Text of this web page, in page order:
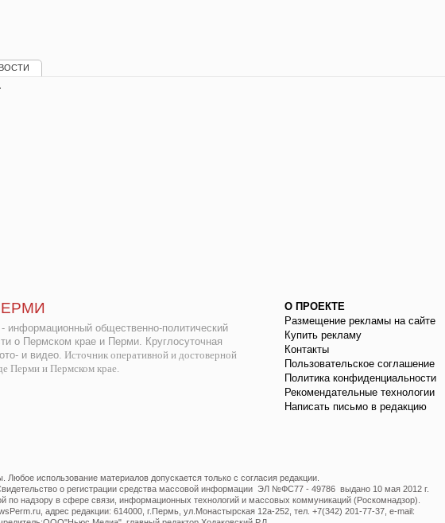
информационный общественно-политический
о Пермском крае и Перми. Круглосуточная
и видео. Источник оперативной и достоверной
Перми и Пермском крае.
О ПРОЕКТЕ
Размещение рекламы на сайте
Купить рекламу
Контакты
Пользовательское соглашение
Политика конфиденциальности
Рекомендательные технологии
Написать письмо в редакцию
использование материалов допускается только с согласия редакции.
о регистрации средства массовой информации ЭЛ №ФС77 - 49786 выдано 10 мая 2012 г.
по надзору в сфере связи, информационных технологий и массовых коммуникаций (Роскомнадзор).
адрес редакции: 614000, г.Пермь, ул.Монастырская 12а-252, тел. +7(342) 201-77-37, e-mail: